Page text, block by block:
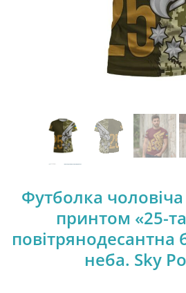
Футболка
принтом «25-
повітрянодесантна
неба. Sky